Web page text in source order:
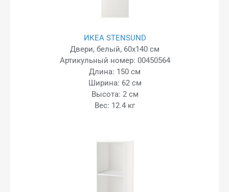
ИКЕА STENSUND
Двери, белый, 60x140 см
Артикульный номер: 00450564
Длина: 150 см
Ширина: 62 см
Высота: 2 см
Вес: 12.4 кг